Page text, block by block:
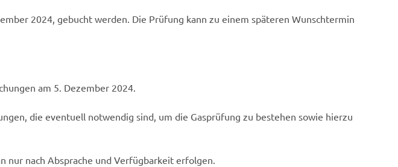
2024, gebucht werden. Die Prüfung kann zu einem späteren Wunschtermin
am 5. Dezember 2024.
die eventuell notwendig sind, um die Gasprüfung zu bestehen sowie hierzu
nur nach Absprache und Verfügbarkeit erfolgen.